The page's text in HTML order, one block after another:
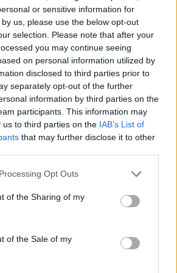
or sensitive information for
us, please use the below opt-out
selection. Please note that after your
you may continue seeing
on personal information utilized by
disclosed to third parties prior to
separately opt-out of the further
information by third parties on the
participants. This information may
us to third parties on the IAB’s List of
that may further disclose it to other
website/app uses one or more Google
or usage behaviour. You may click to
to Google and its third-party tags to
specified purposes in below Google
Opt Outs
of the Sharing of my
of the Sale of my
sivatagban található alkotások több
embereket ábrázolnak egy manapság
tovább
hajós katasztrófája kapcsolódik